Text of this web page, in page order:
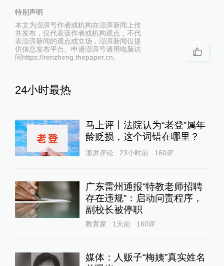
特别声明
本文为澎湃号作者或机构在澎湃新闻上传
并发布，仅代表该作者或机构观点，不代
表澎湃新闻的观点或立场，澎湃新闻仅提
供信息发布平台。申请澎湃号请用电脑访
问https://renzheng.thepaper.cn。
24小时最热
马上评丨法院认为“老登”属年
龄贬损，这个词错在哪里？
澎湃评论 23小时前 160评
广东雷州通报“特教老师招聘
存在违规”：启动问责程序，
副校长被停职
教育家 1天前 160评
媒体：人贩子“梅姨”真实姓名